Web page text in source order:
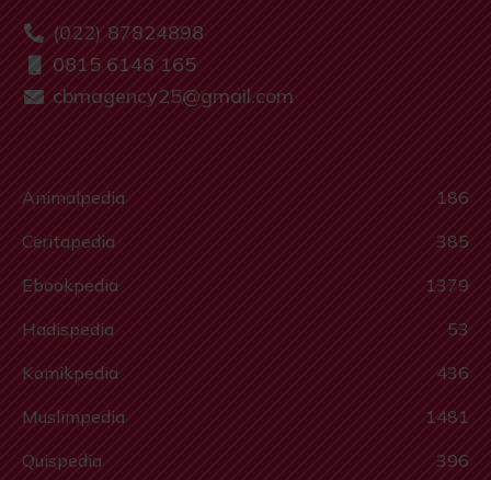
(022) 87824898
0815 6148 165
cbmagency25@gmail.com
Animalpedia
186
Ceritapedia
385
Ebookpedia
1379
Hadispedia
53
Komikpedia
436
Muslimpedia
1481
Quispedia
396